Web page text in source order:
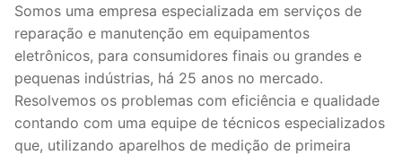
Somos uma empresa especializada em serviços de
reparação e manutenção em equipamentos
eletrônicos, para consumidores finais ou grandes e
pequenas indústrias, há 25 anos no mercado.
Resolvemos os problemas com eficiência e qualidade
contando com uma equipe de técnicos especializados
que, utilizando aparelhos de medição de primeira